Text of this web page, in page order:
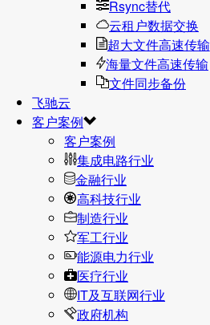
Rsync替代
云租户数据交换
超大文件高速传输
海量文件高速传输
文件同步备份
飞驰云
客户案例
客户案例
集成电路行业
金融行业
高科技行业
制造行业
军工行业
能源电力行业
医疗行业
IT及互联网行业
政府机构